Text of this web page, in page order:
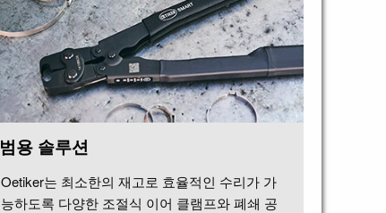
범용 솔루션
Oetiker는 최소한의 재고로 효율적인 수리가 가
능하도록 다양한 조절식 이어 클램프와 폐쇄 공